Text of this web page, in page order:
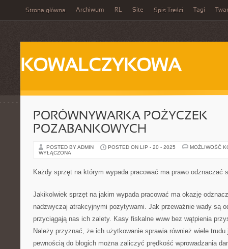
Strona główna Archiwum RL Site Spis Treści Tagi
KOWALCZYKOWA
PORÓWNYWARKA POŻYCZEK
POZABANKOWYCH
POSTED BY ADMIN POSTED ON LIP - 20 - 2025
MOŻLIWOŚĆ
WYŁĄCZONA
Każdy sprzęt na którym wypada pracować ma prawo odznaczać
Jakikolwiek sprzęt na jakim wypada pracować ma okazję
nadzwyczaj atrakcyjnymi pozytywami. Jak przeważnie wady są
przyciągają nas ich zalety. Kasy fiskalne www bez wątpienia
Należy przyznać, że ich użytkowanie sprawia również wiele
pewnością do błogich można zaliczyć prędkość wprowadzania